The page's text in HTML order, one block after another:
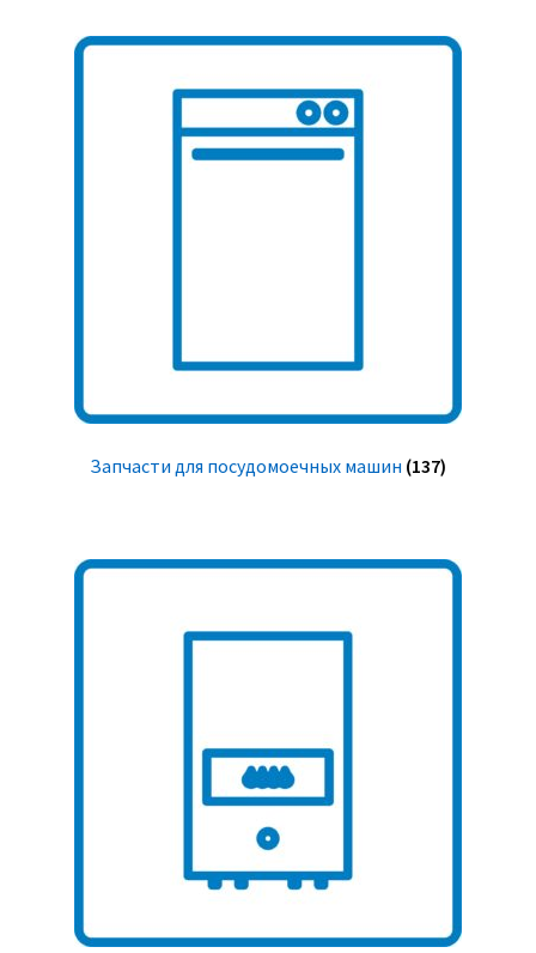
Запчасти для посудомоечных машин (137)